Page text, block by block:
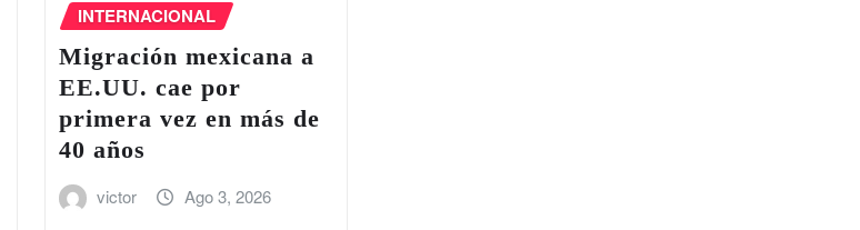
INTERNACIONAL
Migración mexicana a
EE.UU. cae por
primera vez en más de
40 años
victor Ago 3, 2026